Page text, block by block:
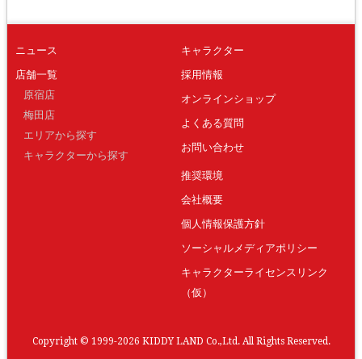
ニュース
店舗一覧
原宿店
梅田店
エリアから探す
キャラクターから探す
キャラクター
採用情報
オンラインショップ
よくある質問
お問い合わせ
推奨環境
会社概要
個人情報保護方針
ソーシャルメディアポリシー
キャラクターライセンスリンク
（仮）
Copyright © 1999-2026 KIDDY LAND Co.,Ltd. All Rights Reserved.